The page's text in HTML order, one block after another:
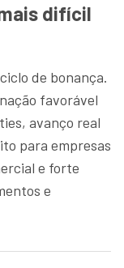
difícil
de bonança.
favorável
avanço real
para empresas
e forte
e